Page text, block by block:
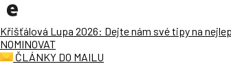
Křišťálová Lupa 2026: Dejte nám své tipy na
NOMINOVAT
ČLÁNKY DO MAILU